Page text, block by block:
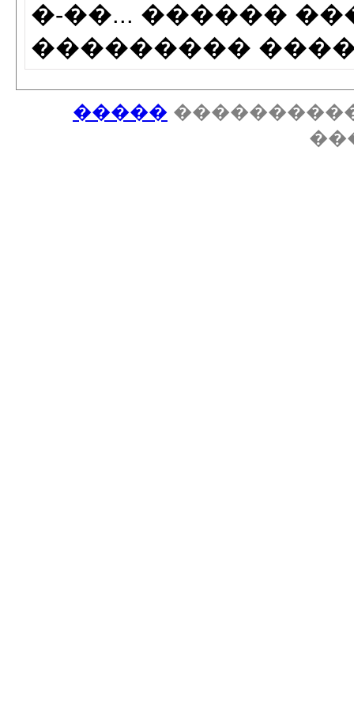
�-��... ������
���������
�����